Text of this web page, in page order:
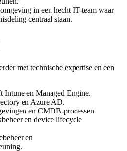
in een hecht IT-team waar
centraal staan.
met technische expertise en een
Intune en Managed Engine.
en Azure AD.
en CMDB-processen.
en device lifecycle
en